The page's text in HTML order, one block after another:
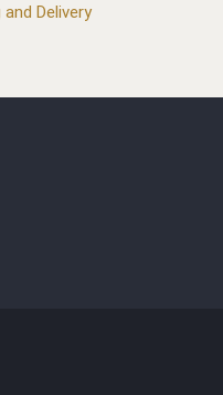
and Delivery